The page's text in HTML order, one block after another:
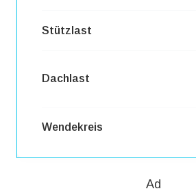
Stützlast
Dachlast
Wendekreis
Ad